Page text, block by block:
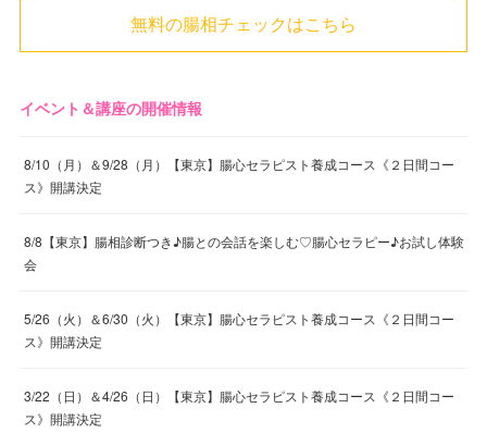
無料の腸相チェックはこちら
イベント＆講座の開催情報
8/10（月）＆9/28（月）【東京】腸心セラピスト養成コース《２日間コー
ス》開講決定
8/8【東京】腸相診断つき♪腸との会話を楽しむ♡腸心セラピー♪お試し体験
会
5/26（火）＆6/30（火）【東京】腸心セラピスト養成コース《２日間コー
ス》開講決定
3/22（日）＆4/26（日）【東京】腸心セラピスト養成コース《２日間コー
ス》開講決定